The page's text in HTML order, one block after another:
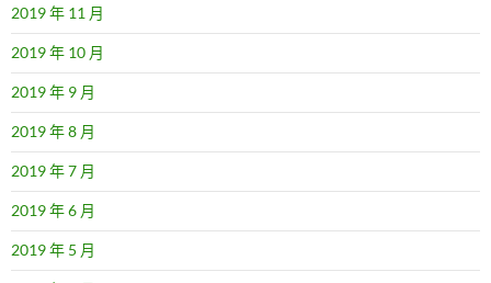
2019 年 11 月
2019 年 10 月
2019 年 9 月
2019 年 8 月
2019 年 7 月
2019 年 6 月
2019 年 5 月